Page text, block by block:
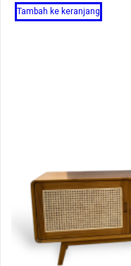
Tambah ke keranjang